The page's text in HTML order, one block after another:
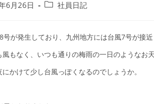
6月26日 社員日記
号が発生しており、九州地方には台風7号が接近
風もなく、いつも通りの梅雨の一日のようなお
かけて少し台風っぽくなるのでしょうか。